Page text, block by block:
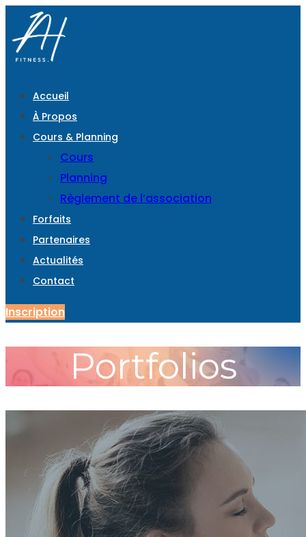
Accueil
À Propos
Cours & Planning
Cours
Planning
Règlement de l’association
Forfaits
Partenaires
Actualités
Contact
Inscription
Portfolios